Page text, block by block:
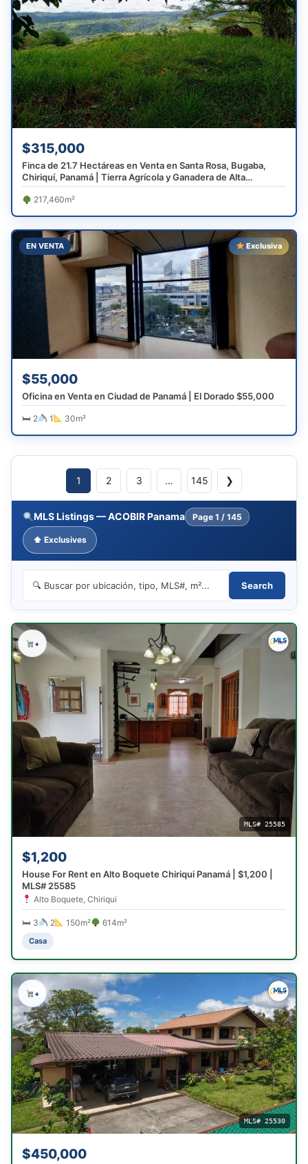
$315,000
Finca de 21.7 Hectáreas en Venta en Santa Rosa, Bugaba,
Chiriquí, Panamá | Tierra Agrícola y Ganadera de Alta
Producción
217,460m²
EN VENTA Exclusiva
$55,000
Oficina en Venta en Ciudad de Panamá | El Dorado $55,000
🛏 2 1 30m²
1 2 3 … 145 ❯
MLS Listings — ACOBIR Panama Page1 / 145
⬆ Exclusives
Search
MLS# 25585
$1,200
House For Rent en Alto Boquete Chiriqui Panamá | $1,200 |
MLS# 25585
Alto Boquete, Chiriqui
🛏 3 2 150m² 614m²
Casa
+
MLS# 25530
$450,000
+